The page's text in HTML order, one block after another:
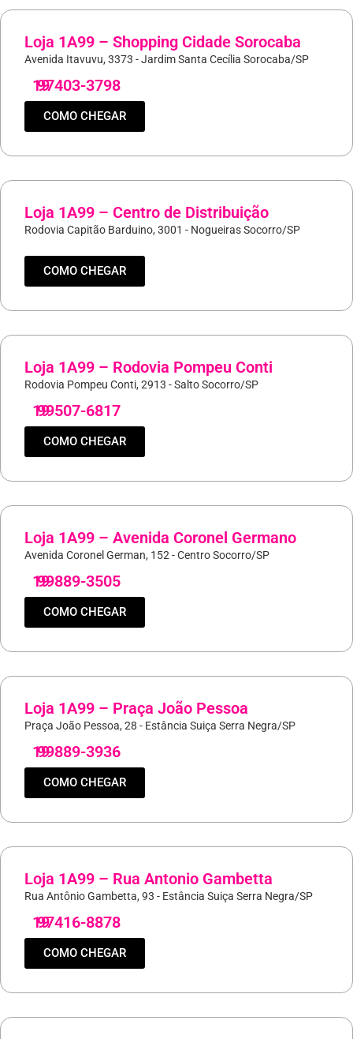
Loja 1A99 – Shopping Cidade Sorocaba
Avenida Itavuvu, 3373 - Jardim Santa Cecília Sorocaba/SP
19
97403-3798
COMO CHEGAR
Loja 1A99 – Centro de Distribuição
Rodovia Capitão Barduino, 3001 - Nogueiras Socorro/SP
COMO CHEGAR
Loja 1A99 – Rodovia Pompeu Conti
Rodovia Pompeu Conti, 2913 - Salto Socorro/SP
19
99507-6817
COMO CHEGAR
Loja 1A99 – Avenida Coronel Germano
Avenida Coronel German, 152 - Centro Socorro/SP
19
99889-3505
COMO CHEGAR
Loja 1A99 – Praça João Pessoa
Praça João Pessoa, 28 - Estância Suiça Serra Negra/SP
19
99889-3936
COMO CHEGAR
Loja 1A99 – Rua Antonio Gambetta
Rua Antônio Gambetta, 93 - Estância Suiça Serra Negra/SP
19
97416-8878
COMO CHEGAR